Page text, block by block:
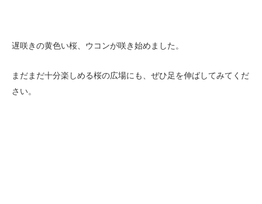
遅咲きの黄色い桜、ウコンが咲き始めました。
まだまだ十分楽しめる桜の広場にも、ぜひ足を伸ばしてみてくだ
さい。